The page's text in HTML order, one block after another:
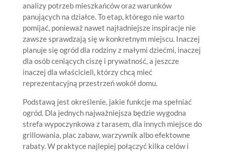
analizy potrzeb mieszkańców oraz warunków
panujących na działce. To etap, którego nie warto
pomijać, ponieważ nawet najładniejsze inspiracje nie
zawsze sprawdzają się w konkretnym miejscu. Inaczej
planuje się ogród dla rodziny z małymi dziećmi, inaczej
dla osób ceniących ciszę i prywatność, a jeszcze
inaczej dla właścicieli, którzy chcą mieć
reprezentacyjną przestrzeń wokół domu.
Podstawą jest określenie, jakie funkcje ma spełniać
ogród. Dla jednych najważniejsza będzie wygodna
strefa wypoczynkowa z tarasem, dla innych miejsce do
grillowania, plac zabaw, warzywnik albo efektowne
rabaty. W praktyce najlepiej połączyć kilka celów i